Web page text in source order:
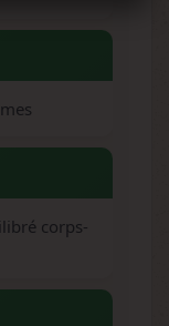
corps-